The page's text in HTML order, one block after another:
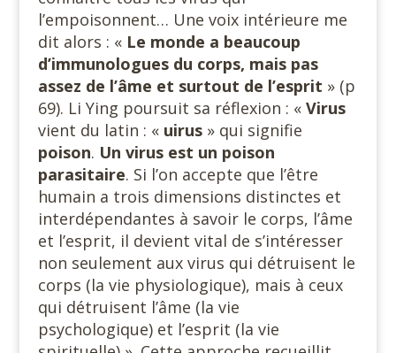
l’empoisonnent… Une voix intérieure me
dit alors : « Le monde a beaucoup
d’immunologues du corps, mais pas
assez de l’âme et surtout de l’esprit » (p
69). Li Ying poursuit sa réflexion : « Virus
vient du latin : « uirus» qui signifie
poison. Un virus est un poison
parasitaire. Si l’on accepte que l’être
humain a trois dimensions distinctes et
interdépendantes à savoir le corps, l’âme
et l’esprit, il devient vital de s’intéresser
non seulement aux virus qui détruisent le
corps (la vie physiologique), mais à ceux
qui détruisent l’âme (la vie
psychologique) et l’esprit (la vie